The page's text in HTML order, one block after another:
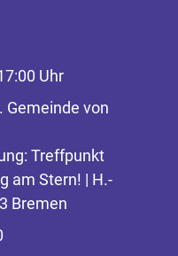
Uhr
Gemeinde von
Treffpunkt
am Stern! | H.-
Bremen